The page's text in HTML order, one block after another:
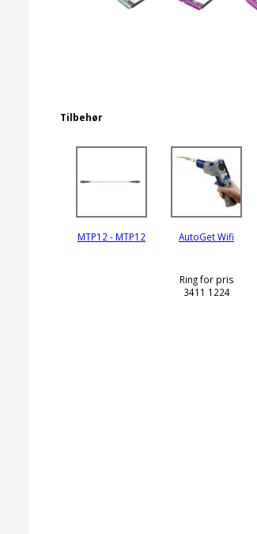
Tilbehør
MTP12 - MTP12 AutoGet Wifi
Ring for pris
3411 1224